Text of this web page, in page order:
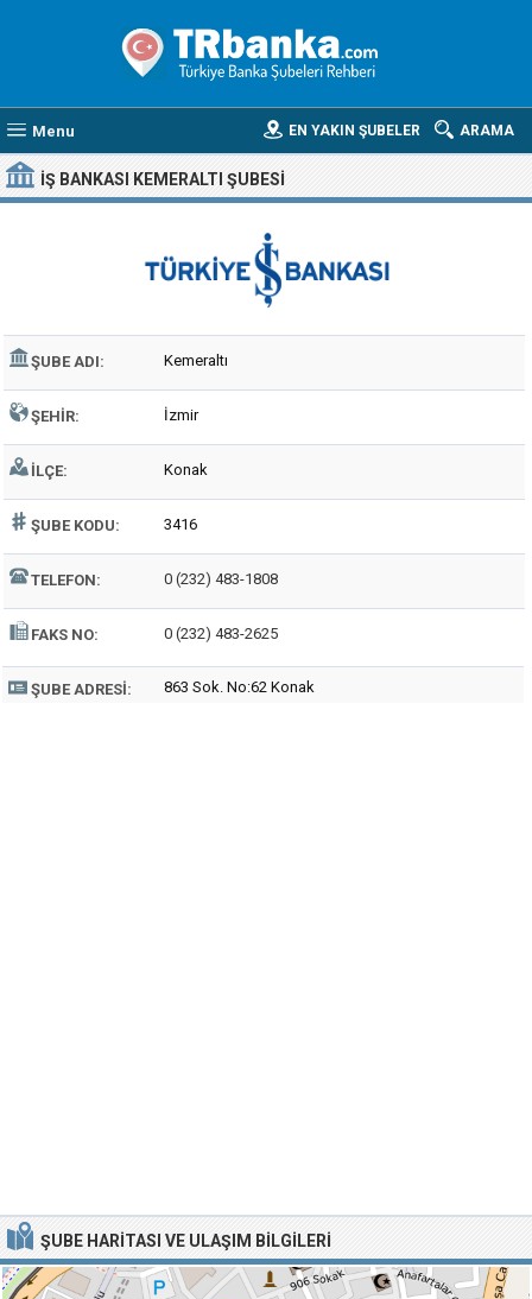
Menu ARAMA
EN YAKIN ŞUBELER
İŞ BANKASI KEMERALTI ŞUBESI
ŞUBE ADI: Kemeraltı
ŞEHIR: İzmir
İLÇE: Konak
ŞUBE KODU: 3416
TELEFON: 0 (232) 483-1808
FAKS NO: 0 (232) 483-2625
ŞUBE ADRESI: 863 Sok. No:62 Konak
ŞUBE HARITASI VE ULAŞIM BILGILERI